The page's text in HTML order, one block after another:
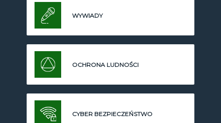
WYWIADY
OCHRONA LUDNOŚCI
CYBER BEZPIECZEŃSTWO